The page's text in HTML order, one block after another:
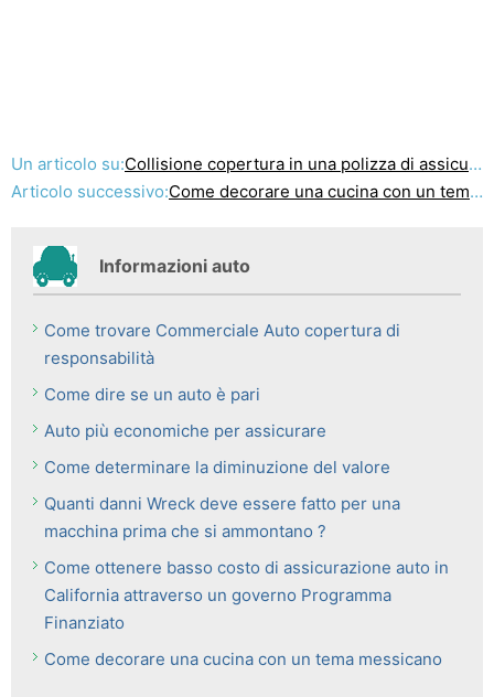
Un articolo su:Collisione copertura in una polizza di assicurazione auto
Articolo successivo:Come decorare una cucina con un tema messicano
Informazioni auto
Come trovare Commerciale Auto copertura di
responsabilità
Come dire se un auto è pari
Auto più economiche per assicurare
Come determinare la diminuzione del valore
Quanti danni Wreck deve essere fatto per una
macchina prima che si ammontano ?
Come ottenere basso costo di assicurazione auto in
California attraverso un governo Programma
Finanziato
Come decorare una cucina con un tema messicano